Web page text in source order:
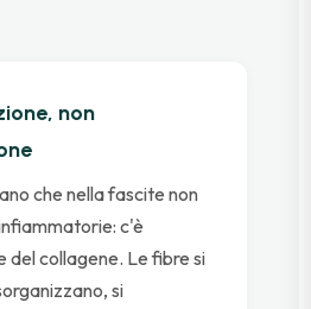
non
che nella fascite non
c'è
del collagene. Le fibre si
si